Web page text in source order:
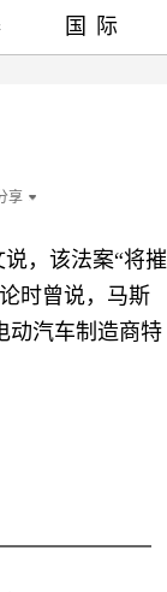
享
，该法案“将摧
时曾说，马斯
动汽车制造商特
国际